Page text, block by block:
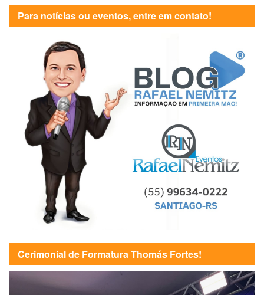
Para notícias ou eventos, entre em contato!
Cerimonial de Formatura Thomás Fortes!